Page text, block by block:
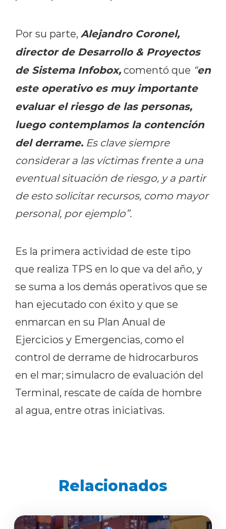
Por su parte, Alejandro Coronel,
director de Desarrollo & Proyectos
de Sistema Infobox,comentó que “en
este operativo es muy importante
evaluar el riesgo de las personas,
luego contemplamos la contención
del derrame. Es clave siempre
considerar a las víctimas frente a una
eventual situación de riesgo, y a partir
de esto solicitar recursos, como mayor
personal, por ejemplo”.
Es la primera actividad de este tipo
que realiza TPS en lo que va del año, y
se suma a los demás operativos que se
han ejecutado con éxito y que se
enmarcan en su Plan Anual de
Ejercicios y Emergencias, como el
control de derrame de hidrocarburos
en el mar; simulacro de evaluación del
Terminal, rescate de caída de hombre
al agua, entre otras iniciativas.
Relacionados